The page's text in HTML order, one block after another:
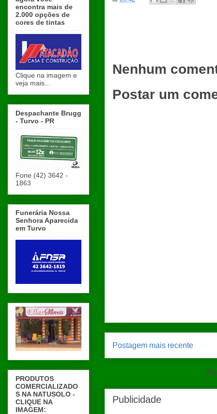
Nenhum
Postar um
Postagem mais recente
Publicidade
encontra mais de
2.000 opções de
cores de tintas
Clique na imagem e
veja mais...
Despachante Brugg
- Turvo - PR
Fone (42) 3642 -
1863
Funerária Nossa
Senhora Aparecida
em Turvo
PRODUTOS
COMERCIALIZADO
S NA NATUSOLO -
CLIQUE NA
IMAGEM: